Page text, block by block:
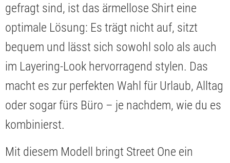
gefragt sind, ist das ärmellose Shirt eine
optimale Lösung: Es trägt nicht auf, sitzt
bequem und lässt sich sowohl solo als auch
im Layering-Look hervorragend stylen. Das
macht es zur perfekten Wahl für Urlaub, Alltag
oder sogar fürs Büro – je nachdem, wie du es
kombinierst.
Mit diesem Modell bringt Street One ein